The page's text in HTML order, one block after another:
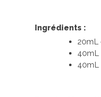
Ingrédients :
20mL
40mL
40mL